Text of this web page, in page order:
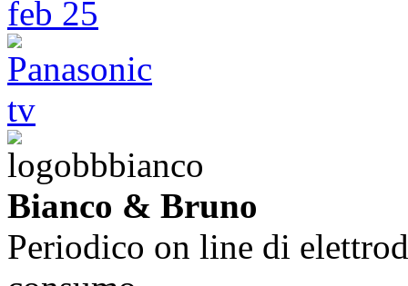
Bianco & Bruno
Periodico on line di